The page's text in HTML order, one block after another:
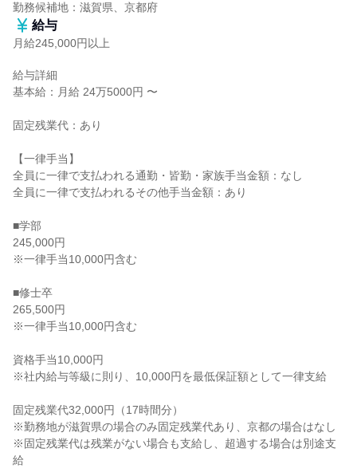
勤務候補地：滋賀県、京都府
給与
月給245,000円以上
給与詳細
基本給：月給 24万5000円 〜
固定残業代：あり
【一律手当】
全員に一律で支払われる通勤・皆勤・家族手当金額：なし
全員に一律で支払われるその他手当金額：あり
■学部
245,000円
※一律手当10,000円含む
■修士卒
265,500円
※一律手当10,000円含む
資格手当10,000円
※社内給与等級に則り、10,000円を最低保証額として一律支給
固定残業代32,000円（17時間分）
※勤務地が滋賀県の場合のみ固定残業代あり、京都の場合はなし
※固定残業代は残業がない場合も支給し、超過する場合は別途支
給